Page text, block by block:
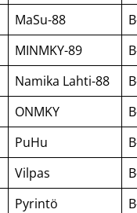
MaSu-88
MINMKY-89
Namika Lahti-88
ONMKY
PuHu
Vilpas
Pyrintö